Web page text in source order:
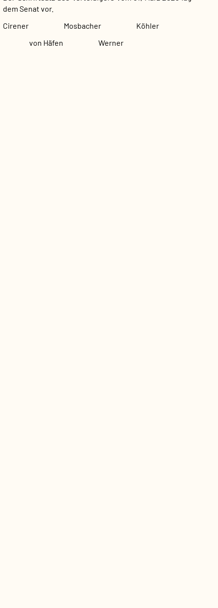
dem Senat vor.
Cirener Mosbacher Köhler
von Häfen Werner